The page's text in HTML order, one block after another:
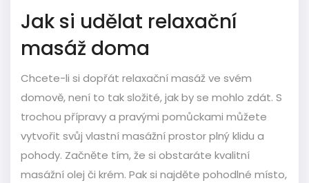
Jak si udělat relaxační
masáž doma
Chcete-li si dopřát relaxační masáž ve svém
domově, není to tak složité, jak by se mohlo zdát. S
trochou přípravy a pravými pomůckami můžete
vytvořit svůj vlastní masážní prostor plný klidu a
pohody. Začněte tím, že si obstaráte kvalitní
masážní olej či krém. Pak si najděte pohodlné místo,